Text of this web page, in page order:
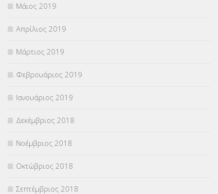
Μάιος 2019
Απρίλιος 2019
Μάρτιος 2019
Φεβρουάριος 2019
Ιανουάριος 2019
Δεκέμβριος 2018
Νοέμβριος 2018
Οκτώβριος 2018
Σεπτέμβριος 2018